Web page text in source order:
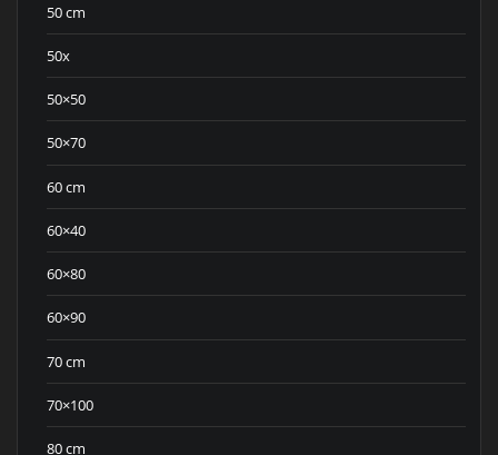
50 cm
50x
50×50
50×70
60 cm
60×40
60×80
60×90
70 cm
70×100
80 cm